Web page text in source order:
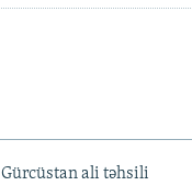
Gürcüstan ali təhsili